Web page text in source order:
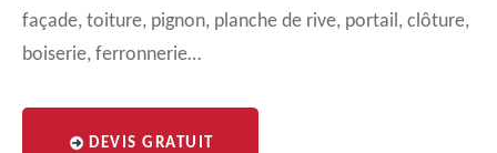
façade, toiture, pignon, planche de rive, portail, clôture,
boiserie, ferronnerie…
DEVIS GRATUIT